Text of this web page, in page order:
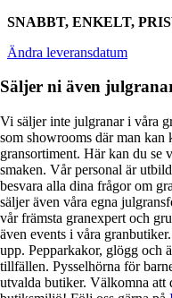
SNABBT, ENKELT,
Ändra leveransdatum
Säljer ni även
Vi säljer inte julgranar i våra
som showrooms där man
gransortiment. Här kan du se
smaken. Vår personal är
besvara alla dina frågor om
säljer även våra egna
vår främsta granexpert och
även events i våra
upp. Pepparkakor, glögg och
tillfällen. Pysselhörna för
utvalda butiker. Välkomna